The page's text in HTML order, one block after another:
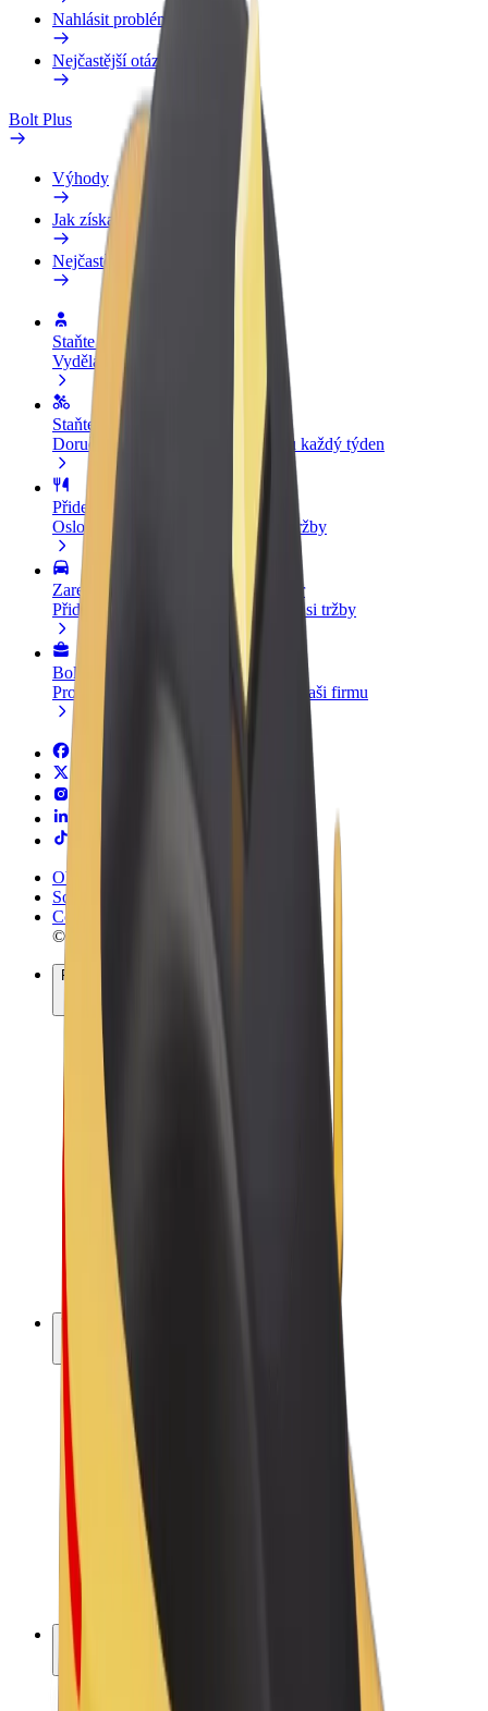
Nahlásit problém
Nejčastější otázky
Bolt Plus
Výhody
Jak získat členství
Nejčastější otázky
Staňte se řidičem
Vydělávejte podle sebe
Staňte se kurýrem
Doručujte jídlo a dostávejte výplatu každý týden
Přidejte restauraci nebo obchod
Oslovte více zákazníků a zvyšte si tržby
Zaregistrujte se jako flotilový partner
Přidejte svou flotilu k Boltu a zvyšte si tržby
Bolt for Business
Produkty a služby Boltu přesně pro vaši firmu
Obchodní podmínky
Soukromí
Cookies
© 2026 Bolt Technology OÜ
Produkty
Jízdy
Koloběžky
Bolt Market
Bolt Food
Bolt Drive
Bolt for Business
E-kola
Bolt Plus
Vydělávejte s Boltem
Řidiči
Výdělky řidiče
Kurýři
Výdělky kurýra
Partneři Bolt Food
Společnost